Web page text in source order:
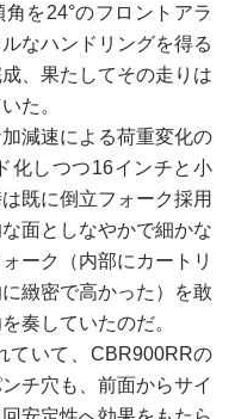
を24°のフロントアラ
なハンドリングを得る
、果たしてその走りは
た。
減速による荷重変化の
化しつつ16インチと小
既に倒立フォーク採用
面としなやかで細かな
ーク（内部にカートリ
緻密で高かった）を敢
奏していたのだ。
ていて、CBR900RRの
チ穴も、前面からサイ